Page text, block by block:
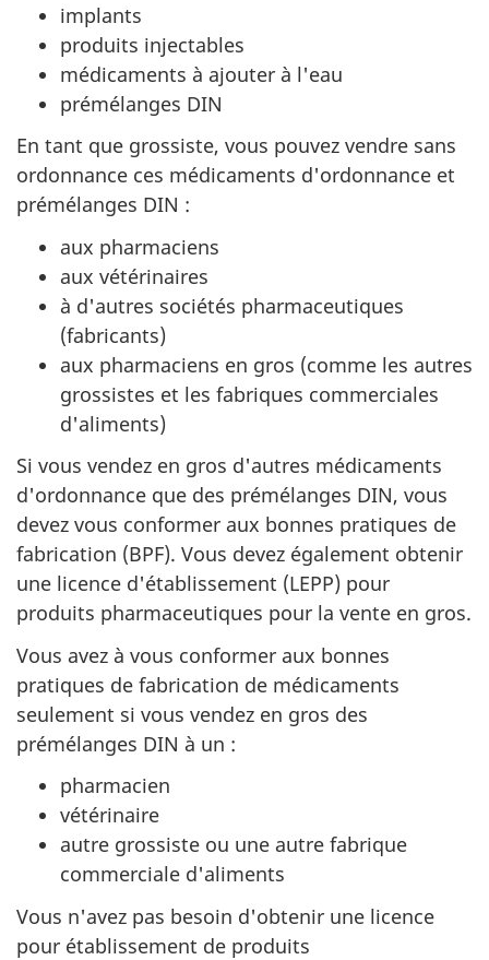
implants
produits injectables
médicaments à ajouter à l'eau
prémélanges DIN
En tant que grossiste, vous pouvez vendre sans
ordonnance ces médicaments d'ordonnance et
prémélanges DIN :
aux pharmaciens
aux vétérinaires
à d'autres sociétés pharmaceutiques
(fabricants)
aux pharmaciens en gros (comme les autres
grossistes et les fabriques commerciales
d'aliments)
Si vous vendez en gros d'autres médicaments
d'ordonnance que des prémélanges DIN, vous
devez vous conformer aux bonnes pratiques de
fabrication (BPF). Vous devez également obtenir
une licence d'établissement (LEPP) pour
produits pharmaceutiques pour la vente en gros.
Vous avez à vous conformer aux bonnes
pratiques de fabrication de médicaments
seulement si vous vendez en gros des
prémélanges DIN à un :
pharmacien
vétérinaire
autre grossiste ou une autre fabrique
commerciale d'aliments
Vous n'avez pas besoin d'obtenir une licence
pour établissement de produits